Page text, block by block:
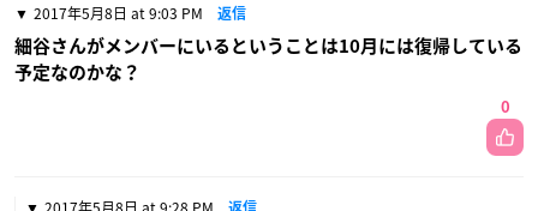
2017年5月8日 at 9:03 PM 返信
細谷さんがメンバーにいるということは10月には復帰している
予定なのかな？
0
返信